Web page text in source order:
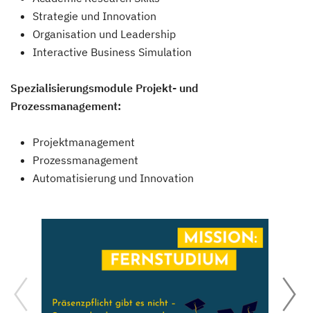
Strategie und Innovation
Organisation und Leadership
Interactive Business Simulation
Spezialisierungsmodule Projekt- und
Prozessmanagement:
Projektmanagement
Prozessmanagement
Automatisierung und Innovation